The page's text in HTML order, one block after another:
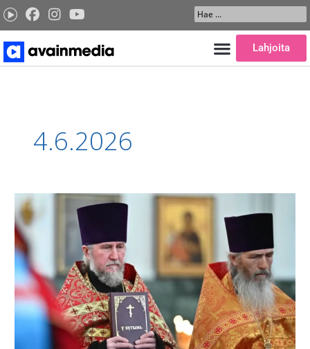
Siirry
sisältöön
Search
...
Lahjoita
4.6.2026
Kiitosjuhlan
aika